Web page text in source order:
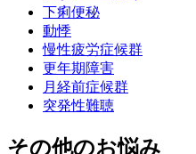
下痢便秘
動悸
慢性疲労症候群
更年期障害
月経前症候群
突発性難聴
その他のお悩み